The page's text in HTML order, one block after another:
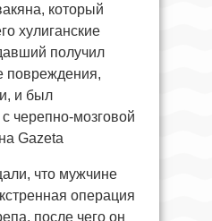
который
хулиганские
получил
повреждения,
и был
черепно-мозговой
Gazeta
что мужчине
операция
после чего он